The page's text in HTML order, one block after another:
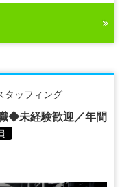
タッフィング
◆未経験歓迎／年間